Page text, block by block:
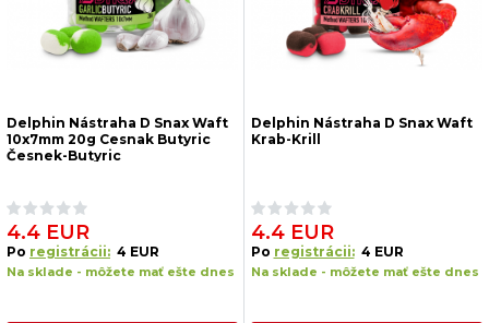
Delphin Nástraha D Snax Waft
10x7mm 20g Cesnak Butyric
Česnek-Butyric
4.4 EUR
Po registrácii: 4 EUR
Na sklade - môžete mať ešte dnes
Delphin Nástraha D Snax Waft
Krab-Krill
4.4 EUR
Po registrácii: 4 EUR
Na sklade - môžete mať ešte dnes